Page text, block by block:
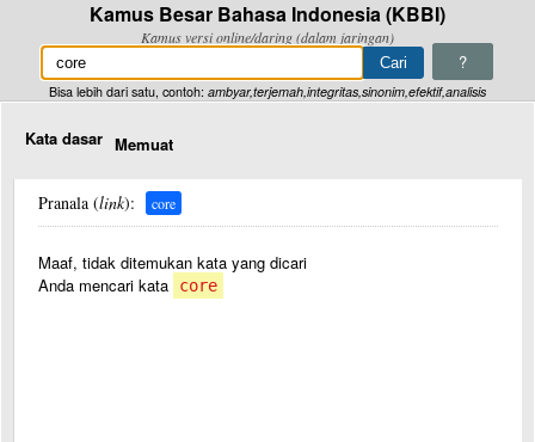
Kamus Besar Bahasa Indonesia (KBBI)
Kamus versi online/daring (dalam jaringan)
?
Bisa lebih dari satu, contoh: ambyar,terjemah,integritas,sinonim,efektif,analisis
Kata dasar Memuat
Pranala (link): core
Maaf, tidak ditemukan kata yang dicari
Anda mencari kata
core